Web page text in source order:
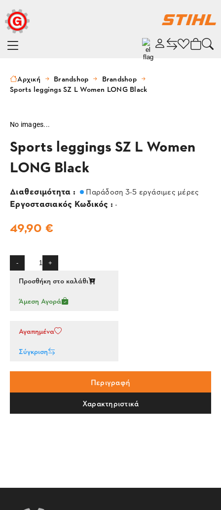
Αρχική Brandshop
Brandshop
Sports leggings SZ L Women LONG Black
No images...
Sports leggings SZ L Women
LONG Black
Διαθεσιμότητα : Παράδοση 3-5 εργάσιμες μέρες
Εργοστασιακός Κωδικός : -
49,90 €
- +
Προσθήκη στο καλάθι
Άμεση Αγορά
Αγαπημένα
Σύγκριση
Περιγραφή
Χαρακτηριστικά